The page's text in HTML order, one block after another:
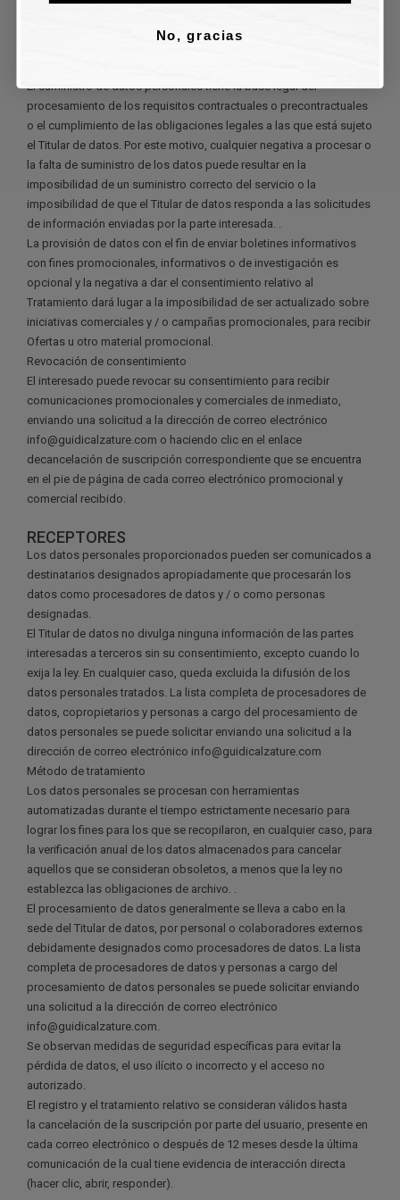
El suministro de datos personales tiene la base legal del
procesamiento de los requisitos contractuales o precontractuales
o el cumplimiento de las obligaciones legales a las que está sujeto
el Titular de datos. Por este motivo, cualquier negativa a procesar o
la falta de suministro de los datos puede resultar en la
imposibilidad de un suministro correcto del servicio o la
imposibilidad de que el Titular de datos responda a las solicitudes
de información enviadas por la parte interesada. .
La provisión de datos con el fin de enviar boletines informativos
con fines promocionales, informativos o de investigación es
opcional y la negativa a dar el consentimiento relativo al
Tratamiento dará lugar a la imposibilidad de ser actualizado sobre
iniciativas comerciales y / o campañas promocionales, para recibir
Ofertas u otro material promocional.
Revocación de consentimiento
El interesado puede revocar su consentimiento para recibir
comunicaciones promocionales y comerciales de inmediato,
enviando una solicitud a la dirección de correo electrónico
info@guidicalzature.com o haciendo clic en el enlace
decancelación de suscripción correspondiente que se encuentra
en el pie de página de cada correo electrónico promocional y
comercial recibido.
RECEPTORES
Los datos personales proporcionados pueden ser comunicados a
destinatarios designados apropiadamente que procesarán los
datos como procesadores de datos y / o como personas
designadas.
El Titular de datos no divulga ninguna información de las partes
interesadas a terceros sin su consentimiento, excepto cuando lo
exija la ley. En cualquier caso, queda excluida la difusión de los
datos personales tratados. La lista completa de procesadores de
datos, copropietarios y personas a cargo del procesamiento de
datos personales se puede solicitar enviando una solicitud a la
dirección de correo electrónico info@guidicalzature.com
Método de tratamiento
Los datos personales se procesan con herramientas
automatizadas durante el tiempo estrictamente necesario para
lograr los fines para los que se recopilaron, en cualquier caso, para
la verificación anual de los datos almacenados para cancelar
aquellos que se consideran obsoletos, a menos que la ley no
establezca las obligaciones de archivo. .
El procesamiento de datos generalmente se lleva a cabo en la
sede del Titular de datos, por personal o colaboradores externos
debidamente designados como procesadores de datos. La lista
completa de procesadores de datos y personas a cargo del
procesamiento de datos personales se puede solicitar enviando
una solicitud a la dirección de correo electrónico
info@guidicalzature.com.
Se observan medidas de seguridad específicas para evitar la
pérdida de datos, el uso ilícito o incorrecto y el acceso no
autorizado.
El registro y el tratamiento relativo se consideran válidos hasta
la cancelación de la suscripción por parte del usuario, presente en
cada correo electrónico o después de 12 meses desde la última
comunicación de la cual tiene evidencia de interacción directa
(hacer clic, abrir, responder).
No, gracias